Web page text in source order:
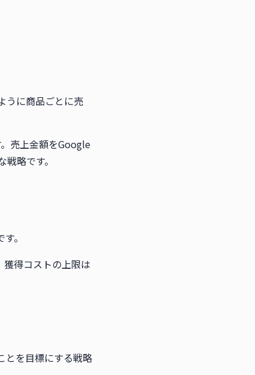
うに商品ごとに売
売上金額をGoogle
略です。
。
獲得コストの上限は
とを目標にする戦略